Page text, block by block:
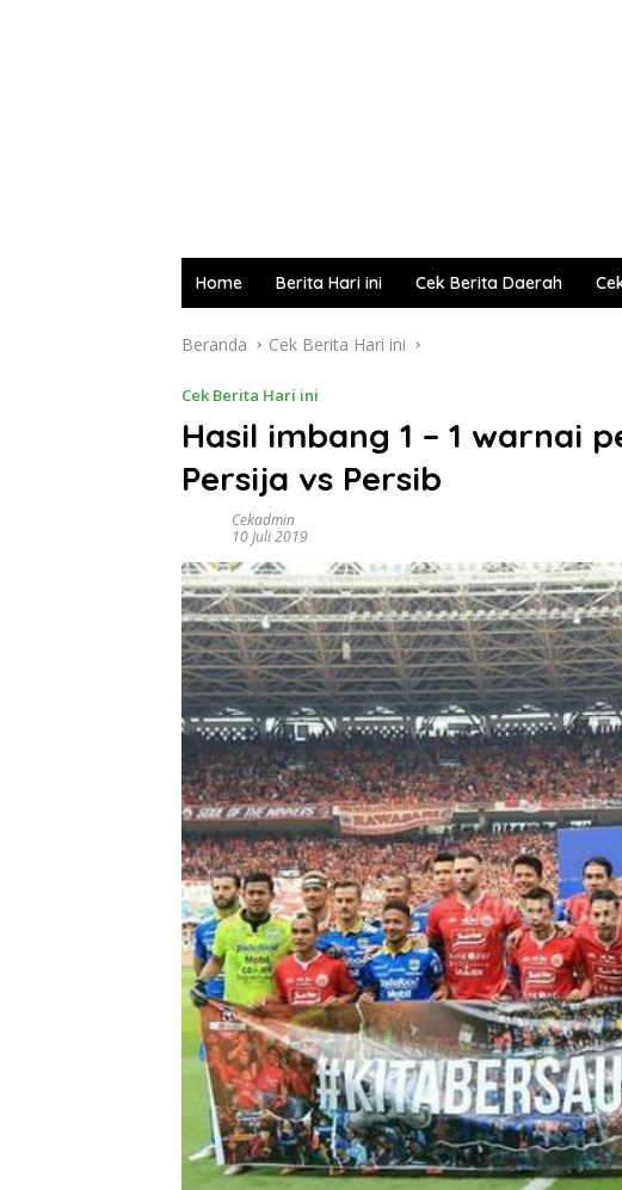
Home Berita Hari ini Cek Berita Daerah
Beranda Cek Berita Hari ini
Cek Berita Hari ini
Hasil imbang 1 – 1 warnai
Persija vs Persib
Cekadmin
10 Juli 2019